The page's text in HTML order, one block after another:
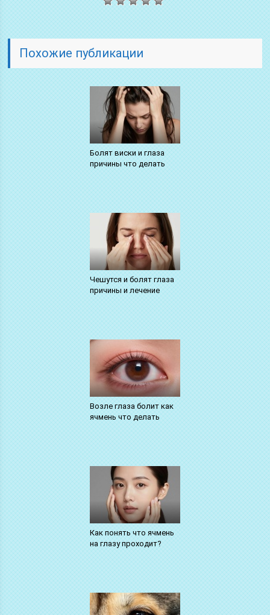
Похожие публикации
Болят виски и глаза
причины что делать
Чешутся и болят глаза
причины и лечение
Возле глаза болит как
ячмень что делать
Как понять что ячмень
на глазу проходит?